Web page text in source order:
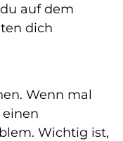
auf dem
dich
Wenn mal
Wichtig ist,